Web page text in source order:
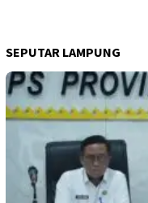
SEPUTAR LAMPUNG